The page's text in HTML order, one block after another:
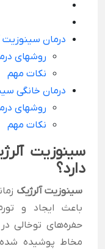
درمان
روشهای
نکات مهم
درمان خانگی
روشهای
نکات مهم
سینوزیت
دارد؟
سینوزیت آلرژیک
باعث ایجاد و
حفره‌های توخالی
مخاط پوشیده